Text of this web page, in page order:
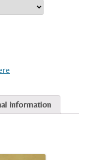
information